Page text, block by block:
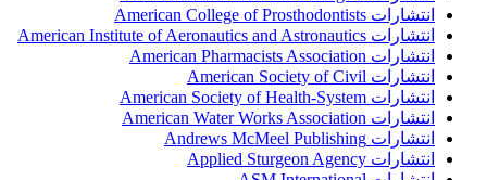
انتشارات American College of Prosthodontists
انتشارات American Institute of Aeronautics and Astronautics
انتشارات American Pharmacists Association
انتشارات American Society of Civil
انتشارات American Society of Health-System
انتشارات American Water Works Association
انتشارات Andrews McMeel Publishing
انتشارات Applied Sturgeon Agency